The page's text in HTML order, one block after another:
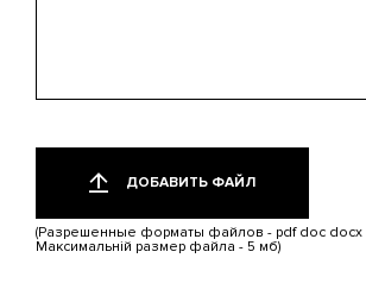
Добавить
ДОБАВИТЬ ФАЙЛ
(Разрешенные форматы файлов - pdf doc
Максимальній размер файла - 5 мб)
Только
5
МБ.